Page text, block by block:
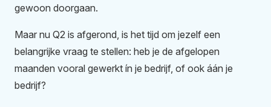
gewoon doorgaan.
Maar nu Q2 is afgerond, is het tijd om jezelf een
belangrijke vraag te stellen: heb je de afgelopen
maanden vooral gewerkt ín je bedrijf, of ook áán je
bedrijf?